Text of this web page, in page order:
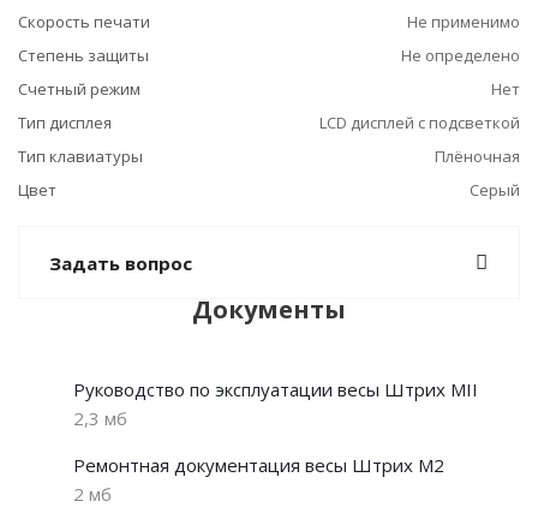
Скорость печати
Не применимо
Степень защиты
Не определено
Счетный режим
Нет
Тип дисплея
LCD дисплей с подсветкой
Тип клавиатуры
Плёночная
Цвет
Серый
Задать вопрос
Документы
Руководство по эксплуатации весы Штрих МII
2,3 мб
Ремонтная документация весы Штрих М2
2 мб